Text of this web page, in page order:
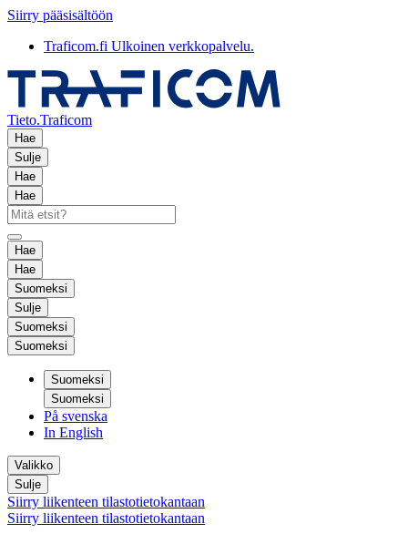
Siirry pääsisältöön
Traficom.fi Ulkoinen verkkopalvelu.
Tieto.Traficom
Hae
Sulje
Hae
Hae
Hae
Hae
Suomeksi
Sulje
Suomeksi
Suomeksi
Suomeksi
Suomeksi
På svenska
In English
Valikko
Sulje
Siirry liikenteen tilastotietokantaan
Siirry liikenteen tilastotietokantaan